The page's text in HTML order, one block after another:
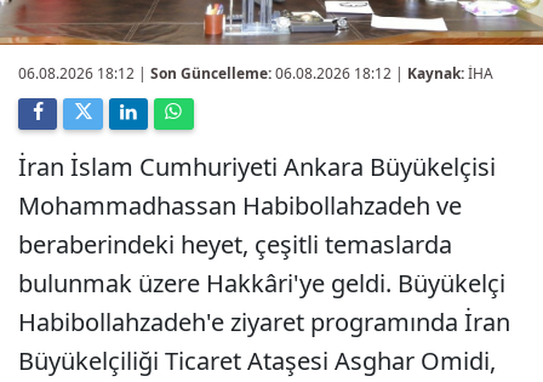
06.08.2026 18:12 | Son Güncelleme:06.08.2026 18:12 | Kaynak:İHA
İran İslam Cumhuriyeti Ankara Büyükelçisi
Mohammadhassan Habibollahzadeh ve
beraberindeki heyet, çeşitli temaslarda
bulunmak üzere Hakkâri'ye geldi. Büyükelçi
Habibollahzadeh'e ziyaret programında İran
Büyükelçiliği Ticaret Ataşesi Asghar Omidi,